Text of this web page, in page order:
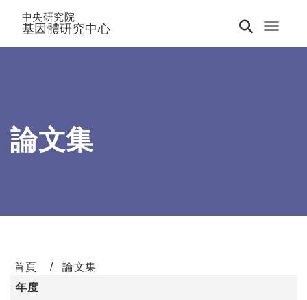
Toggle
中央研究院
基因體研究中心
論文集
首頁
論文集
年度